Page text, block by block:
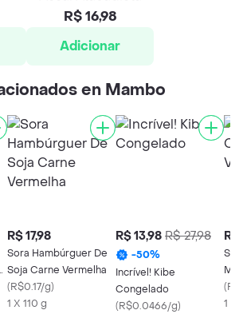
R$ 16,98
Adicionar
en Mambo
R$ 17,98
Sora Hambúrguer De
Soja Carne Vermelha
(R$0.17/g)
1 X 110 g
R$ 13,98 R$ 27,98
-50%
Incrível! Kibe
Congelado
(R$0.0466/g)
R$
(
1 X